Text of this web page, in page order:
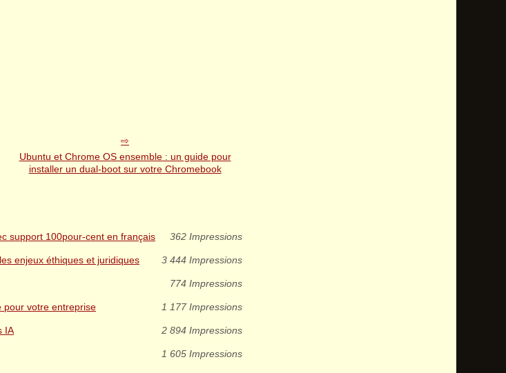
Ubuntu et Chrome OS ensemble : un guide pour
installer un dual-boot sur votre Chromebook
support 100pour-cent en français 362 Impressions
enjeux éthiques et juridiques 3 444 Impressions
774 Impressions
pour votre entreprise 1 177 Impressions
IA 2 894 Impressions
1 605 Impressions